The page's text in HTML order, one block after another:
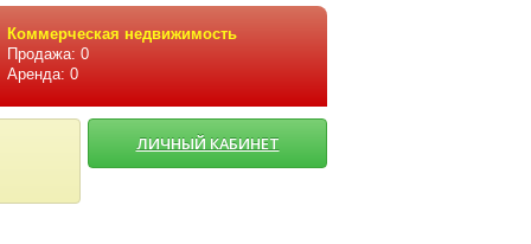
Коммерческая недвижимость
Продажа: 0
Аренда: 0
ЛИЧНЫЙ КАБИНЕТ